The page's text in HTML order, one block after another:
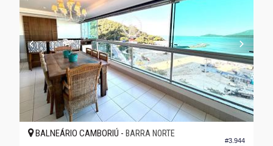
#3.944
BALNEÁRIO CAMBORIÚ - BARRA NORTE